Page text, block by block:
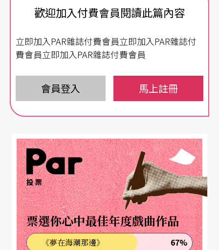
「德意志博物館」大廳的獨唱會，印象深刻，至今
在紐約，距今也已十幾年。在這漫長的歲月裡，蓋
達一直是備受推崇的抒情男高音，其聲譽建立在他
曲目與角色的寬廣和多樣性，以及他的語言能力和
高雅的品味中，而這些特色都一一再現在他十月十
二日國家音樂廳的獨唱會上。
淸澈如水晶的吐字
當晚的曲目，上半場是三首古諾的法文歌曲：〈給
夜鶯〉、〈花的獻禮〉、〈你要去何方〉，音樂甜
美，風格類似，蓋達唱來輕鬆自然，法文之吐字更
是淸澈精確如水晶，沒有一般歌者唱法文時的含糊
和無力感。四首葛利格（E. Grieg, 1815-1907）的歌
歡迎加入付費會員閱讀此篇內容
立即加入PAR雜誌付費會員立即加入PAR雜誌付
費會員立即加入PAR雜誌付費會員
會員登入 馬上註冊
投票
票選你心中最佳年度戲曲作品
《夢在海潮那邊》 67%